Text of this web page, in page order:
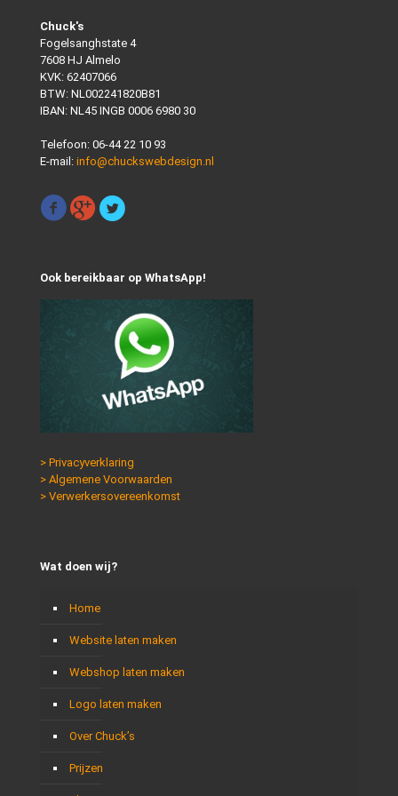
Chuck's
Fogelsanghstate 4
7608 HJ Almelo
KVK: 62407066
BTW: NL002241820B81
IBAN: NL45 INGB 0006 6980 30
Telefoon: 06-44 22 10 93
E-mail: info@chuckswebdesign.nl
Ook bereikbaar op WhatsApp!
> Privacyverklaring
> Algemene Voorwaarden
> Verwerkersovereenkomst
Wat doen wij?
Home
Website laten maken
Webshop laten maken
Logo laten maken
Over Chuck’s
Prijzen